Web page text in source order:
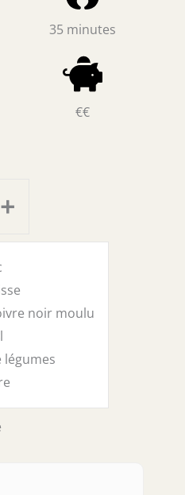
35 minutes
€€
+
noir moulu
légumes